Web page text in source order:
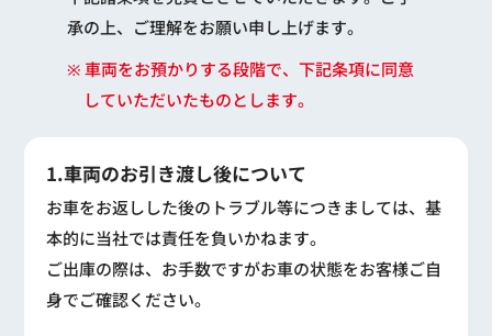
承の上、ご理解をお願い申し上げます。
※ 車両をお預かりする段階で、下記条項に同意
していただいたものとします。
1.車両のお引き渡し後について
お車をお返しした後のトラブル等につきましては、基
本的に当社では責任を負いかねます。
ご出庫の際は、お手数ですがお車の状態をお客様ご自
身でご確認ください。